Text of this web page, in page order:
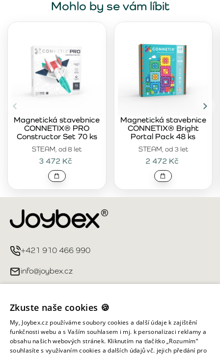
Mohlo by se vám líbit
STEAM, od 8 let
Magnetická stavebnice
CONNETIX® PRO
Constructor Set 70 ks
3 472 Kč
STEAM, od 3 let
Magnetická stavebnice
CONNETIX® Bright
Portal Pack 48 ks
2 472 Kč
+421 910 466 990
info@joybex.cz
Můj účet
Informace obchodu
Zkuste naše cookies 🍪
My, Joybex.cz používáme soubory cookies a další údaje k zajištění
funkčnosti webu a s Vaším souhlasem i mj. k personalizaci reklamy a
obsahu našich webových stránek. Kliknutím na tlačítko „Rozumím“
souhlasíte s využívaním cookies a dalších údajů vč. jejich předání pro